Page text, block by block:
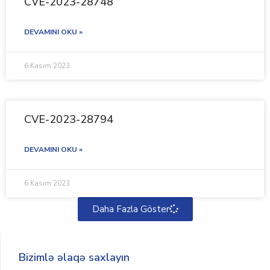
DEVAMINI OKU »
6 Kasım 2023
CVE-2023-28794
DEVAMINI OKU »
6 Kasım 2023
Daha Fazla Göster
Bizimlə əlaqə saxlayın